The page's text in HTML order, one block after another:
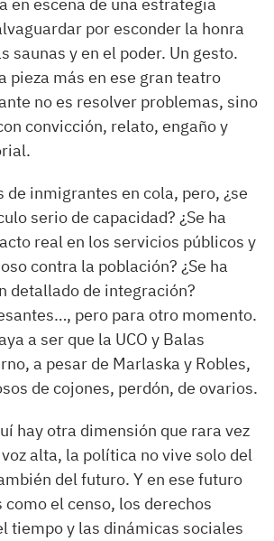
por esconder la honra
saunas y en el poder. Un gesto.
pieza más en ese gran teatro
no es resolver problemas, sino
convicción, relato, engaño y
de inmigrantes en cola, pero, ¿se
serio de capacidad? ¿Se ha
real en los servicios públicos y
contra la población? ¿Se ha
detallado de integración?
pero para otro momento.
a ser que la UCO y Balas
a pesar de Marlaska y Robles,
de cojones, perdón, de ovarios.
hay otra dimensión que rara vez
alta, la política no vive solo del
del futuro. Y en ese futuro
el censo, los derechos
tiempo y las dinámicas sociales